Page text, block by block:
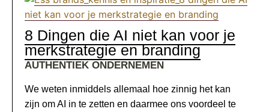
AUTHENTIEK ONDERNEMEN
8 Dingen die AI niet kan voor je
merkstrategie en branding
We weten inmiddels allemaal hoe zinnig het kan
zijn om AI in te zetten en daarmee ons voordeel te